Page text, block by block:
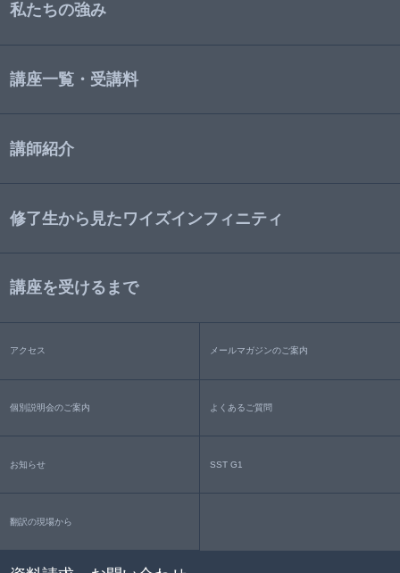
私たちの強み
講座一覧・受講料
講師紹介
修了生から見たワイズインフィニティ
講座を受けるまで
アクセス メールマガジンのご案内
個別説明会のご案内 よくあるご質問
お知らせ SST G1
翻訳の現場から